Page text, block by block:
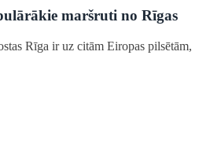
maršruti no Rīgas
Rīga ir uz citām Eiropas pilsētām,